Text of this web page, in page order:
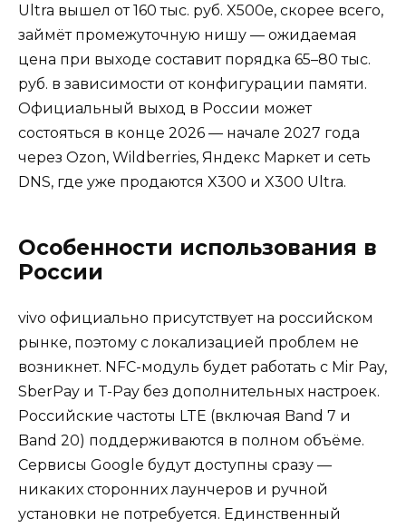
Ultra вышел от 160 тыс. руб. X500e, скорее всего,
займёт промежуточную нишу — ожидаемая
цена при выходе составит порядка 65–80 тыс.
руб. в зависимости от конфигурации памяти.
Официальный выход в России может
состояться в конце 2026 — начале 2027 года
через Ozon, Wildberries, Яндекс Маркет и сеть
DNS, где уже продаются X300 и X300 Ultra.
Особенности использования в
России
vivo официально присутствует на российском
рынке, поэтому с локализацией проблем не
возникнет. NFC-модуль будет работать с Mir Pay,
SberPay и T-Pay без дополнительных настроек.
Российские частоты LTE (включая Band 7 и
Band 20) поддерживаются в полном объёме.
Сервисы Google будут доступны сразу —
никаких сторонних лаунчеров и ручной
установки не потребуется. Единственный